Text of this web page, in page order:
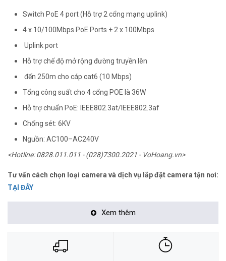
Switch PoE 4 port (Hỗ trợ 2 cổng mạng uplink)
4 x 10/100Mbps PoE Ports + 2 x 100Mbps
Uplink port
Hỗ trợ chế độ mở rộng đường truyền lên
đến 250m cho cáp cat6 (10 Mbps)
Tổng công suất cho 4 cổng POE là 36W
Hỗ trợ chuẩn PoE: IEEE802.3at/IEEE802.3af
Chống sét: 6KV
Nguồn: AC100–AC240V
<Hotline: 0828.011.011 - (028)7300.2021 - VoHoang.vn>
Tư vấn cách chọn loại camera và dịch vụ lắp đặt camera tận nơi:
TẠI ĐÂY
Xem thêm